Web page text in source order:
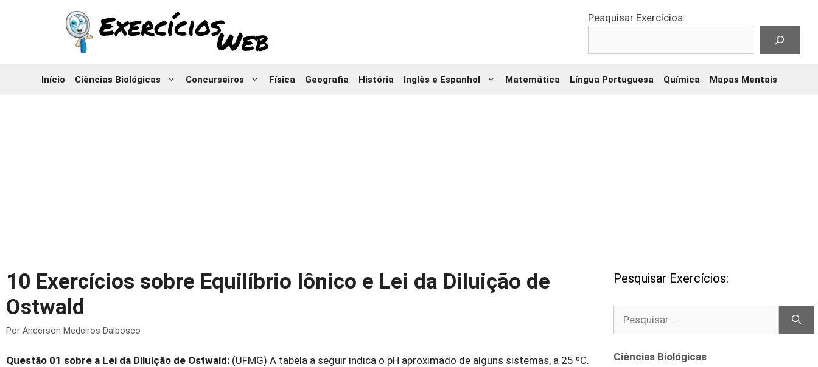
Pesquisar Exercícios:
Início Ciências Biológicas Concurseiros Física Geografia História Inglês e Espanhol Matemática Língua Portuguesa Química Mapas Mentais
10 Exercícios sobre Equilíbrio Iônico e Lei da Diluição de
Ostwald
Por Anderson Medeiros Dalbosco
Questão 01 sobre a Lei da Diluição de Ostwald: (UFMG) A tabela a seguir indica o pH aproximado de alguns sistemas, a 25 ºC.
Pesquisar Exercícios:
Ciências Biológicas